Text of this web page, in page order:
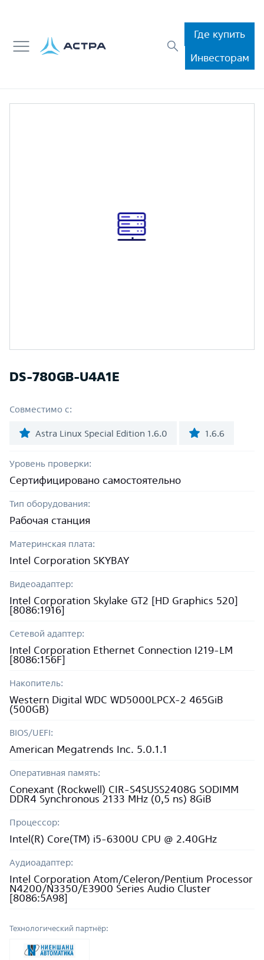
Где купить
Инвесторам
DS-780GB-U4A1E
Совместимо с:
Astra Linux Special Edition 1.6.0 1.6.6
Уровень проверки:
Сертифицировано самостоятельно
Тип оборудования:
Рабочая станция
Материнская плата:
Intel Corporation SKYBAY
Видеоадаптер:
Intel Corporation Skylake GT2 [HD Graphics 520]
[8086:1916]
Сетевой адаптер:
Intel Corporation Ethernet Connection I219-LM
[8086:156F]
Накопитель:
Western Digital WDC WD5000LPCX-2 465GiB
(500GB)
BIOS/UEFI:
American Megatrends Inc. 5.0.1.1
Оперативная память:
Conexant (Rockwell) CIR-S4SUSS2408G SODIMM
DDR4 Synchronous 2133 MHz (0,5 ns) 8GiB
Процессор:
Intel(R) Core(TM) i5-6300U CPU @ 2.40GHz
Аудиоадаптер:
Intel Corporation Atom/Celeron/Pentium Processor
N4200/N3350/E3900 Series Audio Cluster
[8086:5A98]
Технологический партнёр: